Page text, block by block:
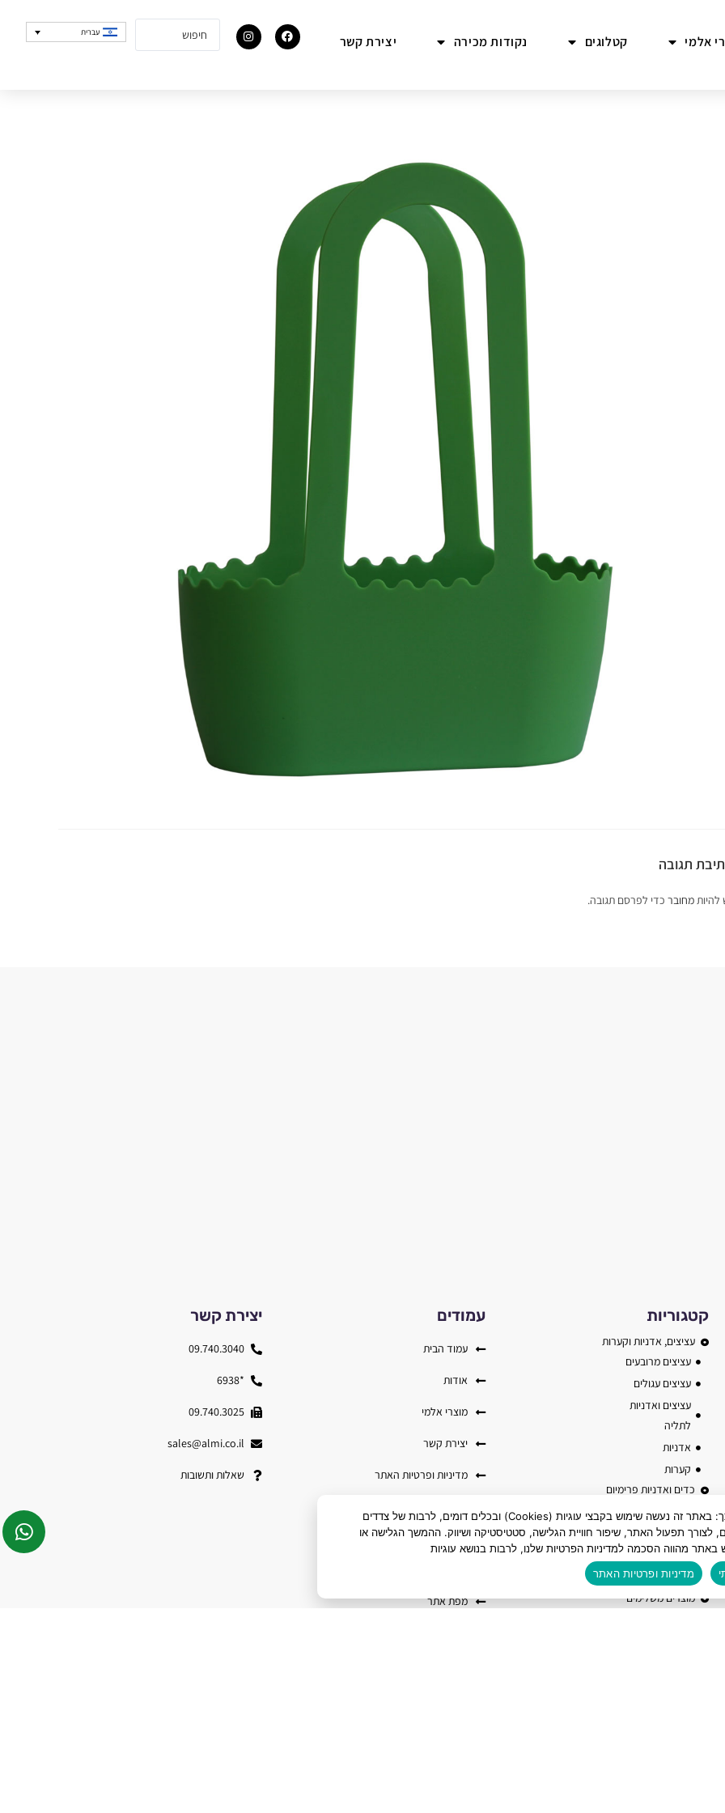
אלמי קטלוגים נקודות מכירה יצירת קשר
עברית
תגובה
להיותמחובר כדי לפרסם תגובה.
קטגוריות
עציצים, אדניות וקערות
עציצים מרובעים
עציצים עגולים
עציצים ואדניות
לתליה
אדניות
קערות
כדים ואדניות פרימיום
כדים עגולים
אדניות מלבניות
כסאות מעוצבים
מוצרים משלימים
עמודים
עמוד הבית
אודות
מוצרי אלמי
יצירת קשר
מדיניות ופרטיות האתר
הצהרת נגישות
מפת אתר
יצירת קשר
09.740.3040
*6938
09.740.3025
sales@almi.co.il
שאלות ותשובות
לידיעתך: באתר זה נעשה שימוש בקבצי עוגיות (Cookies) ובכלים דומים, לרבות של צדדים
לצורך תפעול האתר, שיפור חוויית הגלישה, סטטיסטיקה ושיווק. ההמשך הגלישה או
באתר מהווה הסכמה למדיניות הפרטיות שלנו, לרבות בנושא עוגיות
מדיניות ופרטיות האתר